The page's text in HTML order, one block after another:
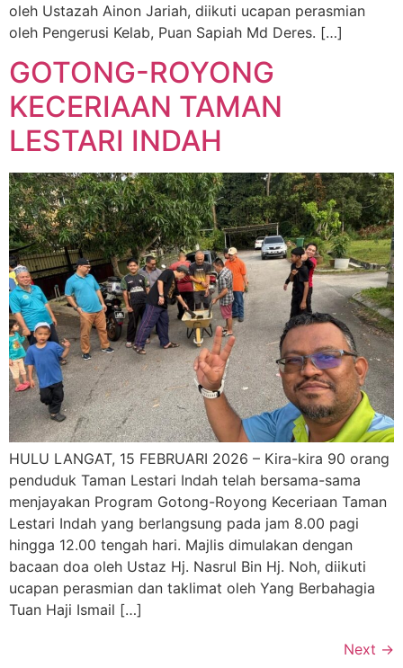
oleh Ustazah Ainon Jariah, diikuti ucapan perasmian
oleh Pengerusi Kelab, Puan Sapiah Md Deres. […]
GOTONG-ROYONG
KECERIAAN TAMAN
LESTARI INDAH
HULU LANGAT, 15 FEBRUARI 2026 – Kira-kira 90 orang
penduduk Taman Lestari Indah telah bersama-sama
menjayakan Program Gotong-Royong Keceriaan Taman
Lestari Indah yang berlangsung pada jam 8.00 pagi
hingga 12.00 tengah hari. Majlis dimulakan dengan
bacaan doa oleh Ustaz Hj. Nasrul Bin Hj. Noh, diikuti
ucapan perasmian dan taklimat oleh Yang Berbahagia
Tuan Haji Ismail […]
Next →